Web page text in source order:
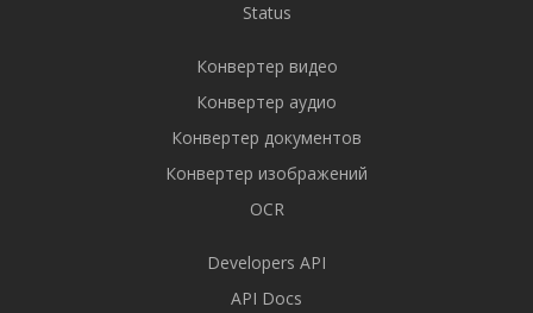
Status
Конвертер видео
Конвертер аудио
Конвертер документов
Конвертер изображений
OCR
Developers API
API Docs